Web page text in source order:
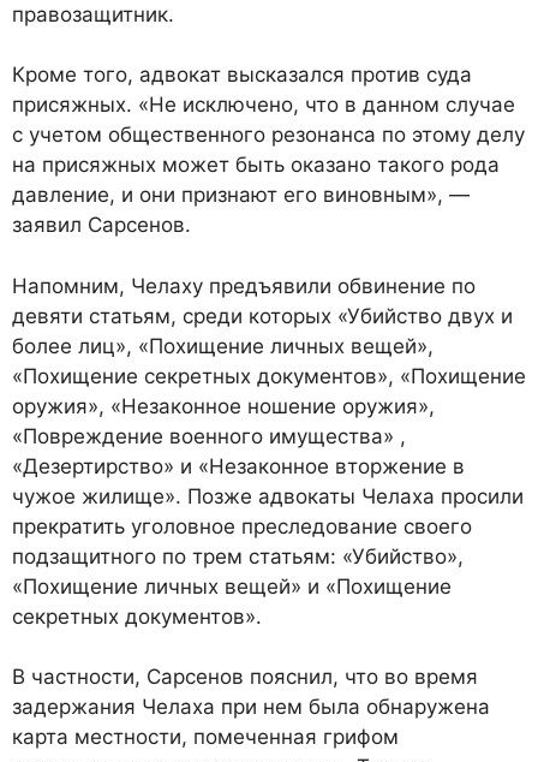
правозащитник.
Кроме того, адвокат высказался против суда
присяжных. «Не исключено, что в данном случае
с учетом общественного резонанса по этому делу
на присяжных может быть оказано такого рода
давление, и они признают его виновным», —
заявил Сарсенов.
Напомним, Челаху предъявили обвинение по
девяти статьям, среди которых «Убийство двух и
более лиц», «Похищение личных вещей»,
«Похищение секретных документов», «Похищение
оружия», «Незаконное ношение оружия»,
«Повреждение военного имущества» ,
«Дезертирство» и «Незаконное вторжение в
чужое жилище». Позже адвокаты Челаха просили
прекратить уголовное преследование своего
подзащитного по трем статьям: «Убийство»,
«Похищение личных вещей» и «Похищение
секретных документов».
В частности, Сарсенов пояснил, что во время
задержания Челаха при нем была обнаружена
карта местности, помеченная грифом